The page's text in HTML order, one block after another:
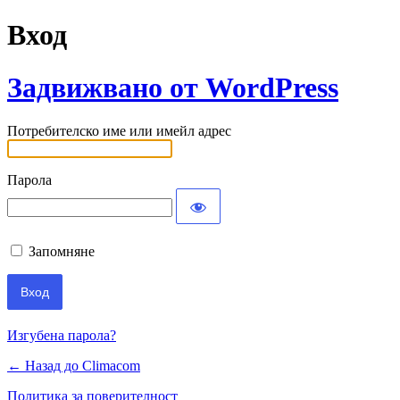
Вход
Задвижвано от WordPress
Потребителско име или имейл адрес
Парола
Запомняне
Изгубена парола?
← Назад до Climacom
Политика за поверителност